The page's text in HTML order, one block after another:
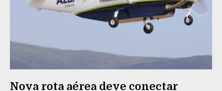
Nova rota aérea deve conectar